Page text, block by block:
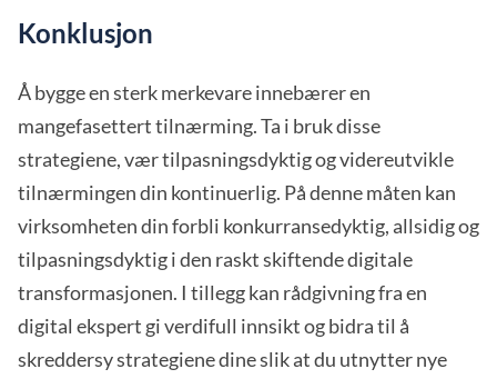
Konklusjon
Å bygge en sterk merkevare innebærer en
mangefasettert tilnærming. Ta i bruk disse
strategiene, vær tilpasningsdyktig og videreutvikle
tilnærmingen din kontinuerlig. På denne måten kan
virksomheten din forbli konkurransedyktig, allsidig og
tilpasningsdyktig i den raskt skiftende digitale
transformasjonen. I tillegg kan rådgivning fra en
digital ekspert gi verdifull innsikt og bidra til å
skreddersy strategiene dine slik at du utnytter nye